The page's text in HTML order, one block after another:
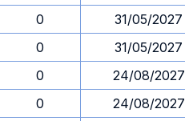
0
31/05/2027
0
31/05/2027
0
24/08/2027
0
24/08/2027